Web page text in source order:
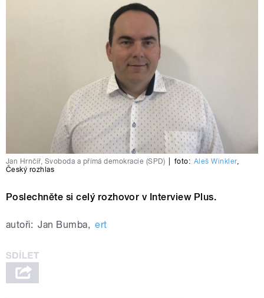
Jan Hrnčíř, Svoboda a přímá demokracie (SPD) foto: Aleš Winkler,
Český rozhlas
Poslechněte si celý rozhovor v Interview Plus.
autoři: Jan Bumba, ert